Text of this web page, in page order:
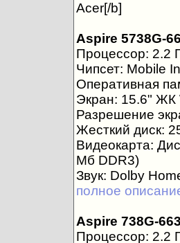
Acer[/b]
Aspire 5738G-
Процессор: 2.2
Чипсет: Mobile
Оперативная
Экран: 15.6" ЖК
Разрешение
Жесткий диск:
Видеокарта:
Мб DDR3)
Звук: Dolby
полное
Aspire 738G-
Процессор: 2.2